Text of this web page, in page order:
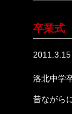
卒業式
洛北中学
昔ながら